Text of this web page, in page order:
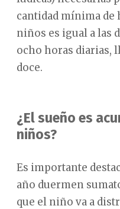
cantidad mínima de
niños es igual a las
ocho horas diarias,
doce.
¿El sueño es
niños?
Es importante
año duermen
que el niño va a